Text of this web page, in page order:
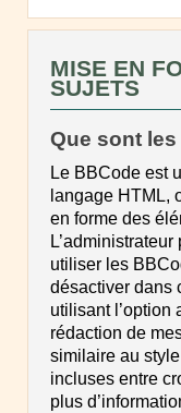
MISE EN
SUJETS
Que sont
Le BBCode est
langage HTML,
en forme des
utiliser les
désactiver dans
utilisant l’option
rédaction de
similaire au
incluses entre
plus